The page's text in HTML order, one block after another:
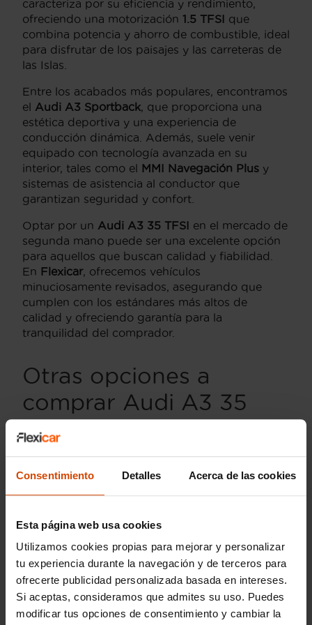
Consentimiento Detalles Acerca de las cookies
Esta página web usa cookies
Utilizamos cookies propias para mejorar y personalizar
tu experiencia durante la navegación y de terceros para
ofrecerte publicidad personalizada basada en intereses.
Si aceptas, consideramos que admites su uso. Puedes
modificar tus opciones de consentimiento y cambiar la
caracteriza por su eficiencia y rendimiento,
ofreciendo una motorización 1.5 TFSI que
combina potencia y ahorro de combustible, ideal
para disfrutar de los paisajes y las carreteras de
las Islas.
Entre los acabados más populares, encontramos
el Audi A3 Sportback, que proporciona una
estética deportiva y una experiencia de
conducción dinámica. Además, suele venir
equipado con tecnología avanzada en su
interior, tales como el MMI Navegación Plus y
sistemas de asistencia al conductor que
garantizan seguridad y confort.
Optar por un Audi A3 35 TFSI en el mercado de
segunda mano puede ser una excelente opción
para aquellos que buscan calidad y fiabilidad.
En Flexicar, ofrecemos vehículos
minuciosamente revisados, asegurando que
cumplen con los estándares más altos de
calidad y ofreciendo garantía para la
tranquilidad del comprador.
Otras opciones a
comprar Audi A3 35
TFSI en Islas Baleares
En la provincia de Islas Baleares, además del
clásicoAudi A3 35 TFSI, puedes considerar
otras versiones que se ajusten a tus necesidades
eficiencia, podrías explorar el
Para los amantes del lujo y detalles adicionales,
el acabadoS Lineproporciona un toque más
distintivo con elementos estéticos mejorados y
una suspensión más deportiva. Esta versión no